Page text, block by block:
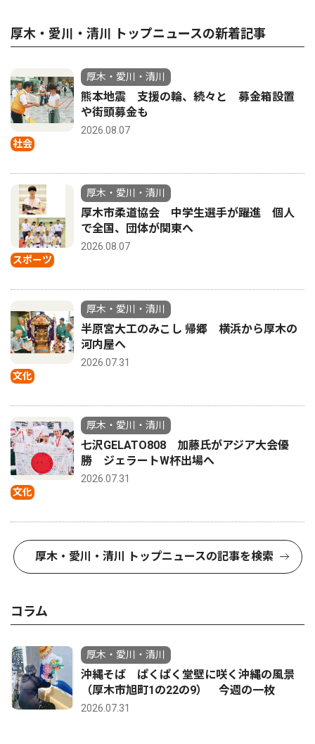
厚木・愛川・清川 トップニュースの新着記事
社会
厚木・愛川・清川
熊本地震 支援の輪、続々と 募金箱設置
や街頭募金も
2026.08.07
スポーツ
厚木・愛川・清川
厚木市柔道協会 中学生選手が躍進 個人
で全国、団体が関東へ
2026.08.07
文化
厚木・愛川・清川
半原宮大工のみこし 帰郷 横浜から厚木の
河内屋へ
2026.07.31
文化
厚木・愛川・清川
七沢GELATO808 加藤氏がアジア大会優
勝 ジェラートW杯出場へ
2026.07.31
厚木・愛川・清川 トップニュースの記事を検索
コラム
厚木・愛川・清川
沖縄そば ぱくぱく堂壁に咲く沖縄の風景
（厚木市旭町1の22の9） 今週の一枚
2026.07.31